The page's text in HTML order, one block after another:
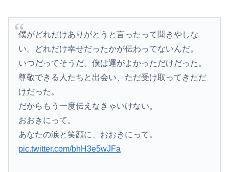
僕がどれだけありがとうと言ったって聞きやしな
い。どれだけ幸せだったかが伝わってないんだ。
いつだってそうだ。僕は運がよかっただけだった。
尊敬できる人たちと出会い、ただ受け取ってきただ
けだった。
だからもう一度伝えなきゃいけない。
おおきにって。
あなたの涙と笑顔に、おおきにって。
pic.twitter.com/bhH3e5wJFa